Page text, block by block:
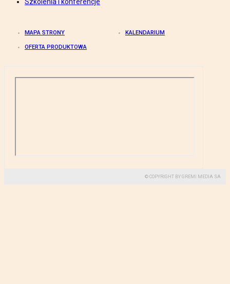
MAPA STRONY KALENDARIUM
OFERTA PRODUKTOWA
© COPYRIGHT BY GREMI MEDIA SA